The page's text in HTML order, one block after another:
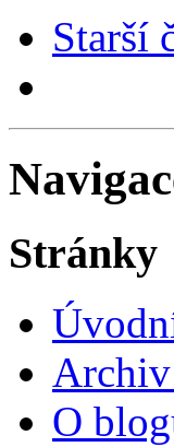
Starší
Stránky
O